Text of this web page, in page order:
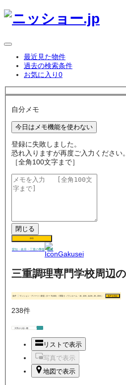
最近見た物件
過去の検索条件
お気に入り0
自分メモ
今日はメモ機能を使わない
登録に失敗しました。
恐れ入りますが再度ご入力ください。
［全角100文字まで］
閉じる
保存
愛知・岐阜・三重の学生 賃貸
三重調理専門学校周辺
条件 マンション・アパート / 家賃（0 〜 70,000） / 間取り（ワンルーム・1K, 1DK, 1LDK, 2K, 2DK） 条件を指定
238件
リストで表示
写真で表示
地図で表示